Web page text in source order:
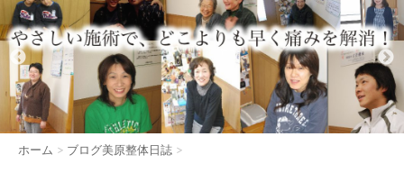
ホーム > ブログ美原整体日誌 >